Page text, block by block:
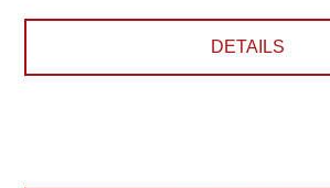
DETAILS